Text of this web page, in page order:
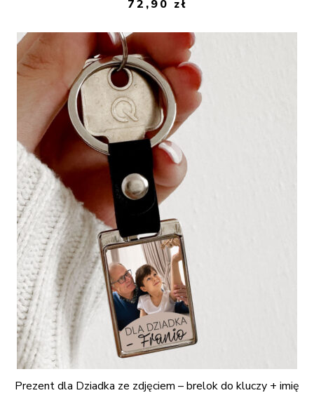
72,90 zł
Prezent dla Dziadka ze zdjęciem – brelok do kluczy + imię